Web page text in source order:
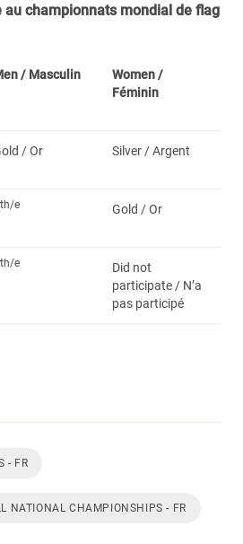
au championnats mondial de flag
/ Masculin
Women /
Féminin
/ Or Silver / Argent
th/e Gold / Or
th/e
Did not
participate / N’a
pas participé
- FR
NATIONAL CHAMPIONSHIPS - FR